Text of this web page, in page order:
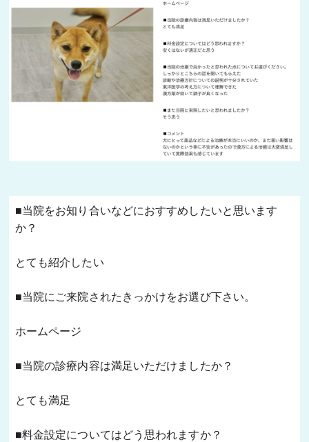
胃腸の病気
腎臓の病気
肝臓の病気
目の病気
よくあるご質問
治療例
患者様の声
■当院をお知り合いなどにおすすめしたいと思います
か？
とても紹介したい
■当院にご来院されたきっかけをお選び下さい。
ホームページ
■当院の診療内容は満足いただけましたか？
とても満足
■料金設定についてはどう思われますか？